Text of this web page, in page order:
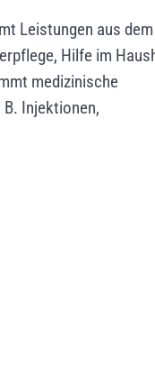
Leistungen aus dem
Hilfe im
medizinische
B. Injektionen,